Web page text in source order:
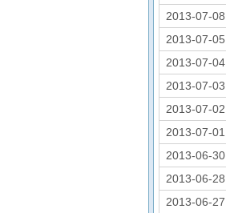
2013-07-08
2013-07-05
2013-07-04
2013-07-03
2013-07-02
2013-07-01
2013-06-30
2013-06-28
2013-06-27